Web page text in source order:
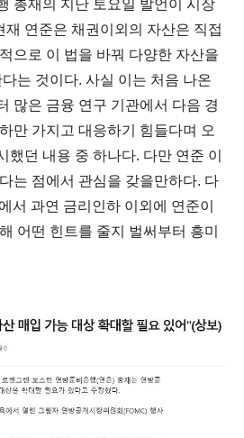
총재의 지난 토요일 발언이 시장
재 연준은 채권이외의 자산은 직접
으로 이 법을 바꿔 다양한 자산을
는 것이다. 사실 이는 처음 나온
많은 금융 연구 기관에서 다음 경
만 가지고 대응하기 힘들다며 오
했던 내용 중 하나다. 다만 연준 이
는 점에서 관심을 갖을만하다. 다
서 과연 금리인하 이외에 연준이
어떤 힌트를 줄지 벌써부터 흥미